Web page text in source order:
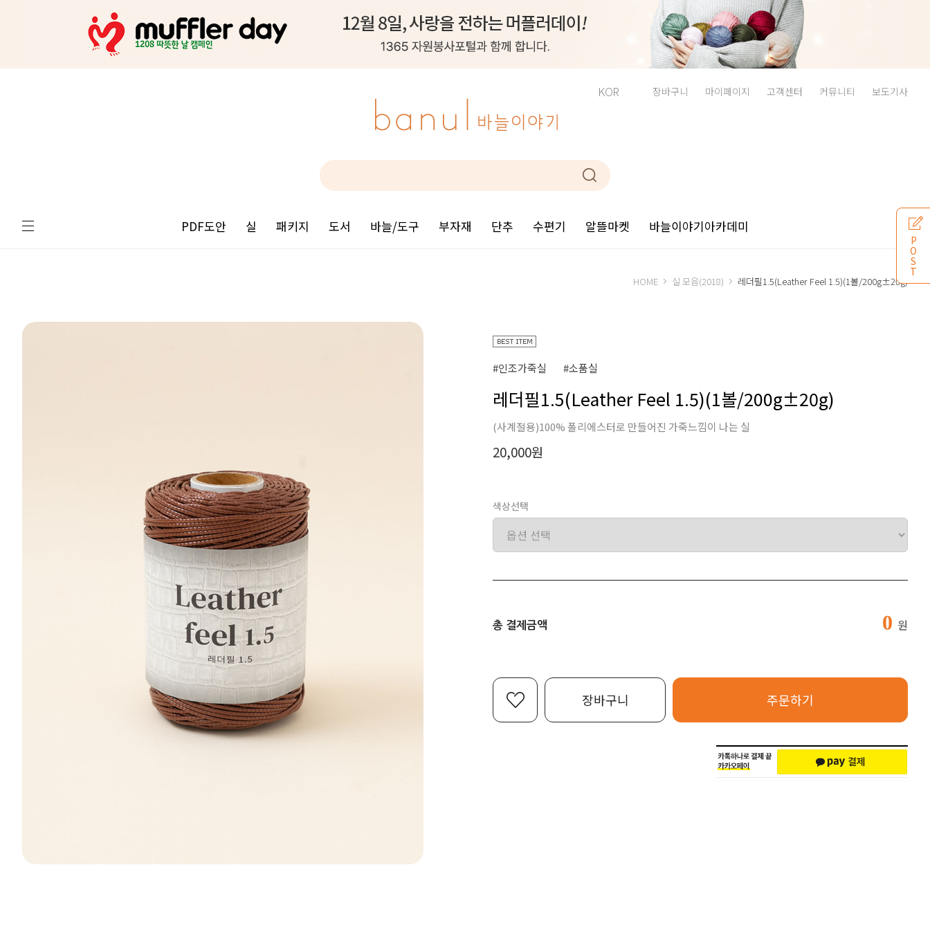
KOR 장바구니 마이페이지 고객센터 커뮤니티 보도기사
PDF도안 실 패키지 도서 바늘/도구 부자재 단추 수편기 알뜰마켓 바늘이야기아카데미
HOME 실 모음(2018) 레더필1.5(Leather Feel 1.5)(1볼/200g±20g)
#인조가죽실 #소품실
레더필1.5(Leather Feel 1.5)(1볼/200g±20g)
(사계절용)100% 폴리에스터로 만들어진 가죽느낌이 나는 실
20,000원
색상선택
총 결제금액 0 원
장바구니 주문하기
P
O
S
T